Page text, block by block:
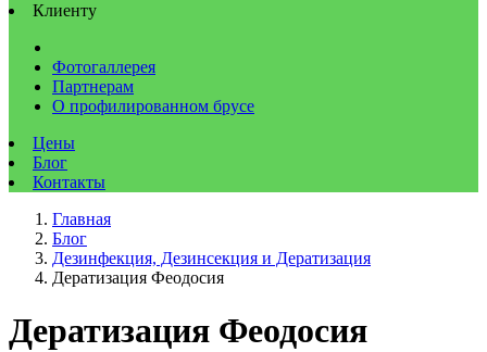
Клиенту
Фотогаллерея
Партнерам
О профилированном брусе
Цены
Блог
Контакты
Главная
Блог
Дезинфекция, Дезинсекция и Дератизация
Дератизация Феодосия
Дератизация Феодосия